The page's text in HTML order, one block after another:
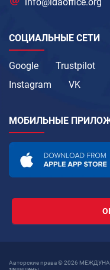
СОЦИАЛЬНЫЕ СЕТИ
Google Trustpilot
Instagram
VK
МОБИЛЬНЫЕ
Авторские права © 2026